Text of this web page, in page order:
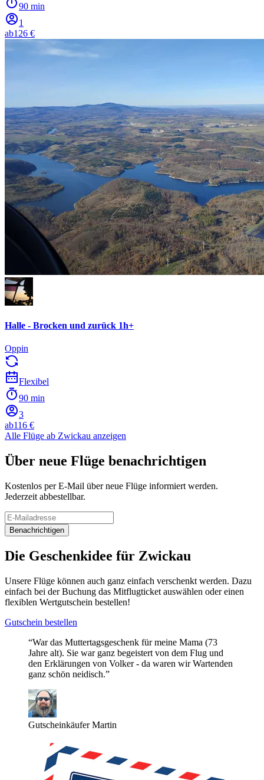
90 min
1
ab126 €
Halle - Brocken und zurück 1h+
Oppin
Flexibel
90 min
3
ab116 €
Alle Flüge ab Zwickau anzeigen
Über neue Flüge benachrichtigen
Kostenlos per E-Mail über neue Flüge informiert werden.
Jederzeit abbestellbar.
Benachrichtigen
Die Geschenkidee für Zwickau
Unsere Flüge können auch ganz einfach verschenkt werden. Dazu
einfach bei der Buchung das Mitflugticket auswählen oder einen
flexiblen Wertgutschein bestellen!
Gutschein bestellen
“War das Muttertagsgeschenk für meine Mama (73
Jahre alt). Sie war ganz begeistert von dem Flug und
den Erklärungen von Volker - da waren wir Wartenden
ganz schön neidisch.”
Gutscheinkäufer Martin